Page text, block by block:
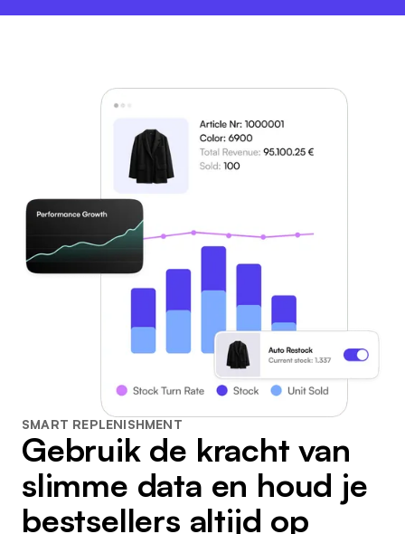
SMART REPLENISHMENT
Gebruik de kracht van
slimme data en houd je
bestsellers altijd op